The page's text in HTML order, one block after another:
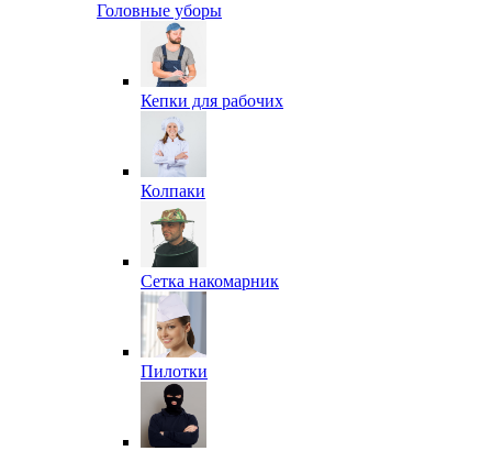
Головные уборы
Кепки для рабочих
Колпаки
Сетка накомарник
Пилотки